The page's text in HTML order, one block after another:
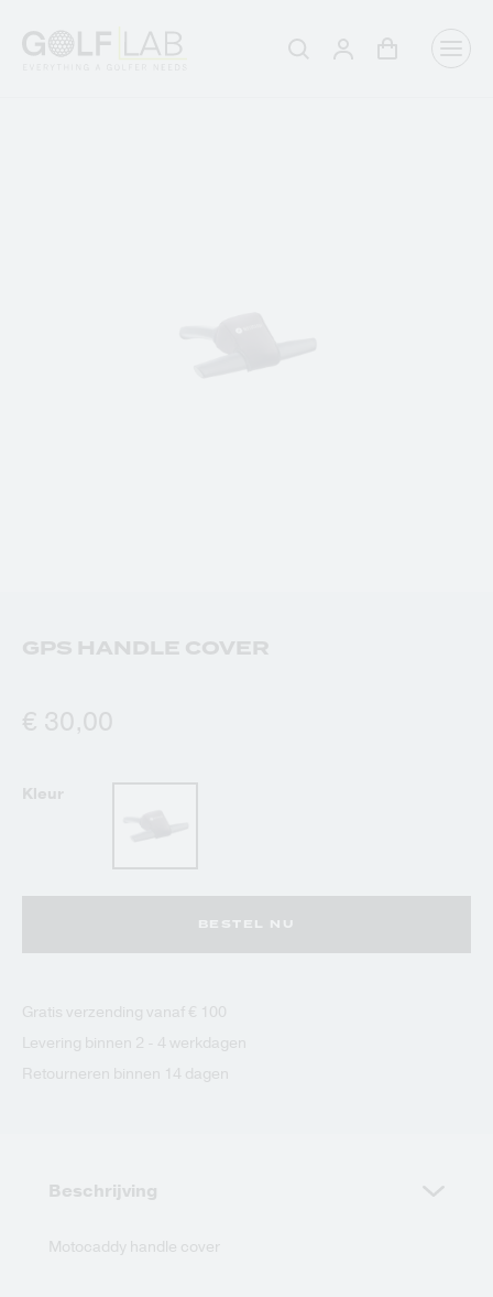
Zoeken AanmeldenWinkelwagen
GPS HANDLE COVER
€ 30,00
Kleur
BESTEL NU
Gratis verzending vanaf € 100
Levering binnen 2 - 4 werkdagen
Retourneren binnen 14 dagen
Beschrijving
Motocaddy handle cover